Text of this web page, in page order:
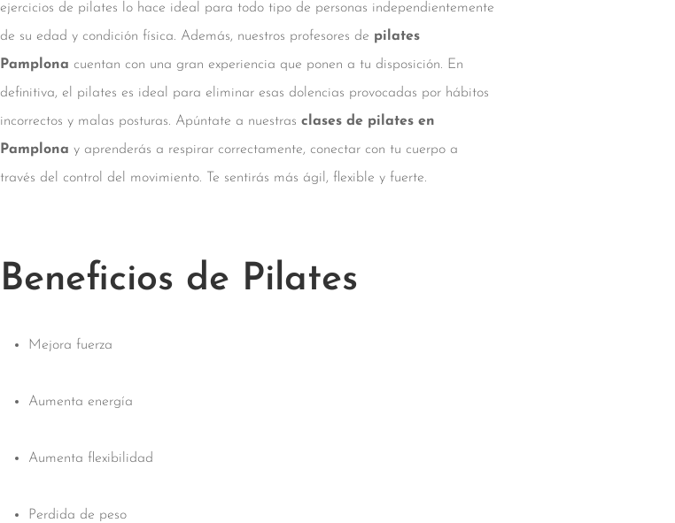
ejercicios de pilates lo hace ideal para todo tipo de personas independientemente
de su edad y condición física. Además, nuestros profesores de pilates
Pamplona cuentan con una gran experiencia que ponen a tu disposición. En
definitiva, el pilates es ideal para eliminar esas dolencias provocadas por hábitos
incorrectos y malas posturas. Apúntate a nuestras clases de pilates en
Pamplona y aprenderás a respirar correctamente, conectar con tu cuerpo a
través del control del movimiento. Te sentirás más ágil, flexible y fuerte.
Beneficios de Pilates
Mejora fuerza
Aumenta energía
Aumenta flexibilidad
Perdida de peso